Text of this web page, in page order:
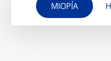
MIOPÍA